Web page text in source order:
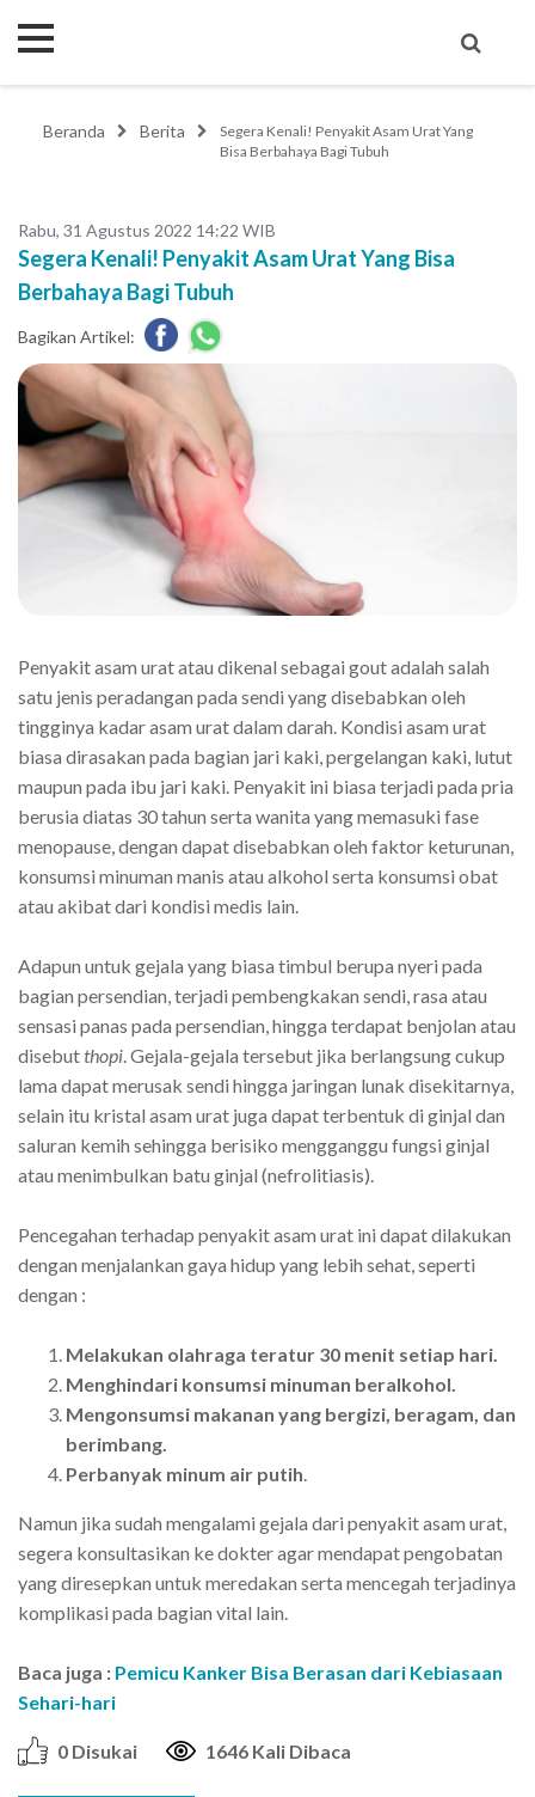
Beranda Berita
Segera Kenali! Penyakit Asam Urat Yang
Bisa Berbahaya Bagi Tubuh
Rabu, 31 Agustus 2022 14:22 WIB
Segera Kenali! Penyakit Asam Urat Yang Bisa
Berbahaya Bagi Tubuh
Bagikan Artikel:
Penyakit asam urat atau dikenal sebagai gout adalah salah
satu jenis peradangan pada sendi yang disebabkan oleh
tingginya kadar asam urat dalam darah. Kondisi asam urat
biasa dirasakan pada bagian jari kaki, pergelangan kaki, lutut
maupun pada ibu jari kaki. Penyakit ini biasa terjadi pada pria
berusia diatas 30 tahun serta wanita yang memasuki fase
menopause, dengan dapat disebabkan oleh faktor keturunan,
konsumsi minuman manis atau alkohol serta konsumsi obat
atau akibat dari kondisi medis lain.
Adapun untuk gejala yang biasa timbul berupa nyeri pada
bagian persendian, terjadi pembengkakan sendi, rasa atau
sensasi panas pada persendian, hingga terdapat benjolan atau
disebutthopi. Gejala-gejala tersebut jika berlangsung cukup
lama dapat merusak sendi hingga jaringan lunak disekitarnya,
selain itu kristal asam urat juga dapat terbentuk di ginjal dan
saluran kemih sehingga berisiko mengganggu fungsi ginjal
atau menimbulkan batu ginjal (nefrolitiasis).
Pencegahan terhadap penyakit asam urat ini dapat dilakukan
dengan menjalankan gaya hidup yang lebih sehat, seperti
dengan :
Melakukan olahraga teratur 30 menit setiap hari.
Menghindari konsumsi minuman beralkohol.
Mengonsumsi makanan yang bergizi, beragam, dan
berimbang.
Perbanyak minum air putih.
Namun jika sudah mengalami gejala dari penyakit asam urat,
segera konsultasikan ke dokter agar mendapat pengobatan
yang diresepkan untuk meredakan serta mencegah terjadinya
komplikasi pada bagian vital lain.
Baca juga : Pemicu Kanker Bisa Berasan dari Kebiasaan
Sehari-hari
0 Disukai 1646 Kali Dibaca